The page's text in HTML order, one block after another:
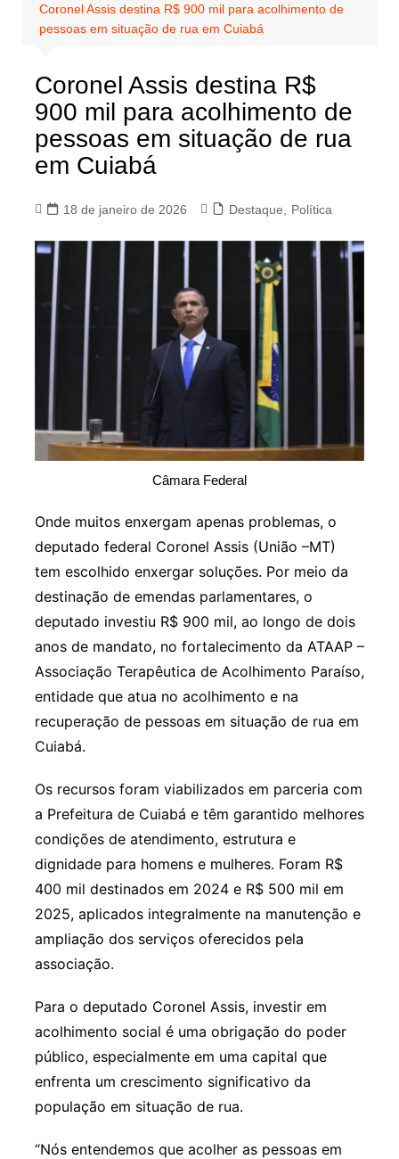
Coronel Assis destina R$ 900 mil para acolhimento de
pessoas em situação de rua em Cuiabá
Coronel Assis destina R$
900 mil para acolhimento de
pessoas em situação de rua
em Cuiabá
18 de janeiro de 2026 Destaque Política
Câmara Federal
Onde muitos enxergam apenas problemas, o
deputado federal Coronel Assis (União –MT)
tem escolhido enxergar soluções. Por meio da
destinação de emendas parlamentares, o
deputado investiu R$ 900 mil, ao longo de dois
anos de mandato, no fortalecimento da ATAAP –
Associação Terapêutica de Acolhimento Paraíso,
entidade que atua no acolhimento e na
recuperação de pessoas em situação de rua em
Cuiabá.
Os recursos foram viabilizados em parceria com
a Prefeitura de Cuiabá e têm garantido melhores
condições de atendimento, estrutura e
dignidade para homens e mulheres. Foram R$
400 mil destinados em 2024 e R$ 500 mil em
2025, aplicados integralmente na manutenção e
ampliação dos serviços oferecidos pela
associação.
Para o deputado Coronel Assis, investir em
acolhimento social é uma obrigação do poder
público, especialmente em uma capital que
enfrenta um crescimento significativo da
população em situação de rua.
“Nós entendemos que acolher as pessoas em